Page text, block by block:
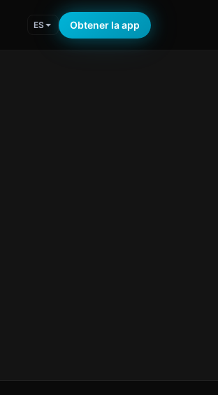
ES Obtener la app